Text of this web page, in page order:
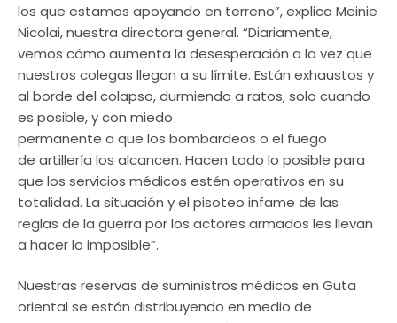
los que estamos apoyando en terreno”, explica Meinie
Nicolai, nuestra directora general. “Diariamente,
vemos cómo aumenta la desesperación a la vez que
nuestros colegas llegan a su límite. Están exhaustos y
al borde del colapso, durmiendo a ratos, solo cuando
es posible, y con miedo
permanente a que los bombardeos o el fuego
de artillería los alcancen. Hacen todo lo posible para
que los servicios médicos estén operativos en su
totalidad. La situación y el pisoteo infame de las
reglas de la guerra por los actores armados les llevan
a hacer lo imposible”.
Nuestras reservas de suministros médicos en Guta
oriental se están distribuyendo en medio de